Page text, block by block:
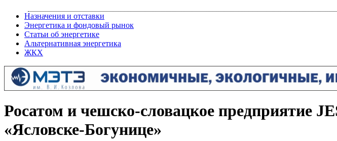
Назначения и отставки
Энергетика и фондовый рынок
Статьи об энергетике
Альтернативная энергетика
ЖКХ
Росатом и чешско-словацкое предприятие
«Ясловске-Богунице»